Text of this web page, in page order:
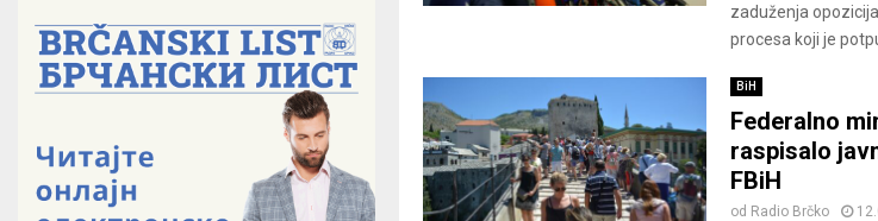
zaduženja
procesa koji je
BiH
Federalno
raspisalo
FBiH
od Radio Brčko